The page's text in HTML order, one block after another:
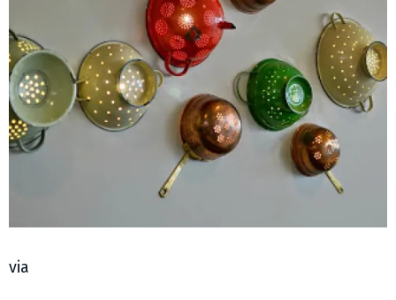
via